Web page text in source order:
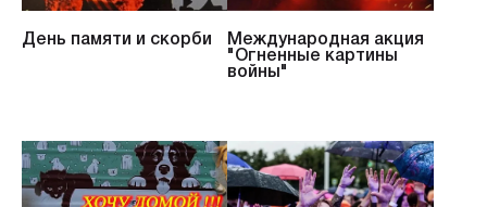
День памяти и скорби
Международная акция
"Огненные картины
войны"